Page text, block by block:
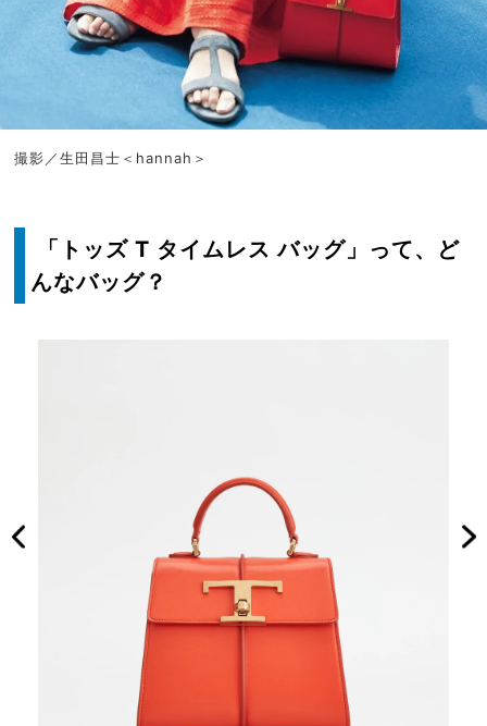
撮影／生田昌士＜hannah＞
「トッズ T タイムレス バッグ」って、ど
んなバッグ？